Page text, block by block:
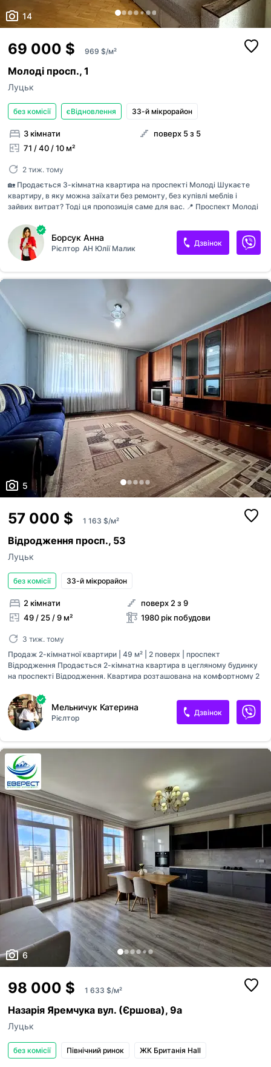
14
69 000 $ 969 $/м²
Молоді просп., 1
Луцьк
без комісії єВідновлення 33-й мікрорайон
3 кімнати
71 / 40 / 10 м²
поверх 5 з 5
2 тиж. тому
🏡 Продається 3-кімнатна квартира на проспекті Молоді Шукаєте
квартиру, в яку можна заїхати без ремонту, без купівлі меблів і
зайвих витрат? Тоді ця пропозиція саме для вас. 📍 Проспект Молоді
квартири: ✔️ роздільне планування; ✔️ дубовий паркет; ✔️ дубове
двоспальне ліжко; ✔️ дерев’яні міжкімнатні двері; ✔️ засклені балкони;
✔️ ванна та душова; ✔️ сигналізація; ✔️ замінені стояки; ✔️ бойлер і
пральна машина; ✔️ технічний поверх та підвал; ✔️ замінений дах із
гарантією; ✔️ ОСББ. 🎁 Усі меблі та техніка залишаються новим
насолоджуватися новою оселею. Проспект Молоді — один із
найком...
Борсук Анна
Рієлтор АН Юлії Малик
Дзвінок
5
57 000 $ 1 163 $/м²
Відродження просп., 53
Луцьк
без комісії 33-й мікрорайон
2 кімнати
49 / 25 / 9 м²
поверх 2 з 9
1980 рік побудови
3 тиж. тому
Продаж 2-кімнатної квартири | 49 м² | 2 поверх | проспект
Відродження Продається 2-кімнатна квартира в цегляному будинку
на проспекті Відродження. Квартира розташована на комфортному 2
роздільними кімнатами, що забезпечують зручність для проживання.
Основні характеристики: * Загальна площа - 49 м² * Поверх - 2 із 9 *
Будинок - цегляний * Кімнати - роздільні * Планування - практичне та
функціональне Інфраструктура: У пішій доступності розташовані
школи, дитячі садки, супермаркети, аптеки, магазини, зупинки
громадського транспорту та інші об’єкти, необхідні для комфортного
повсякденного життя. За додатковою інформацією та для
організац...
Мельничук Катерина
Рієлтор
Дзвінок
6
98 000 $ 1 633 $/м²
Назарія Яремчука вул. (Єршова), 9а
Луцьк
без комісії Північний ринок ЖК Британія Hall